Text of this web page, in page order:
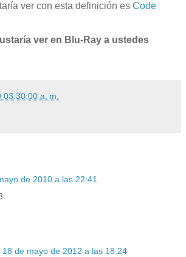
ver con esta definición es Code
ver en Blu-Ray a ustedes
a. m.
de 2010 a las 22:41
18 de mayo de 2012 a las 18:24